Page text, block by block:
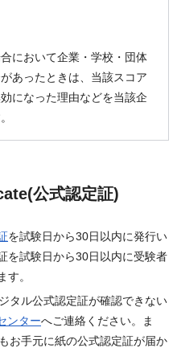
において企業・学校・団体
あったときは、当該スコア
になった理由などを当該企
公式認定証)
を試験日から30日以内に発行い
を試験日から30日以内に受験者
す。
タル公式認定証が確認できない
ンターへご連絡ください。ま
お手元に紙の公式認定証が届か